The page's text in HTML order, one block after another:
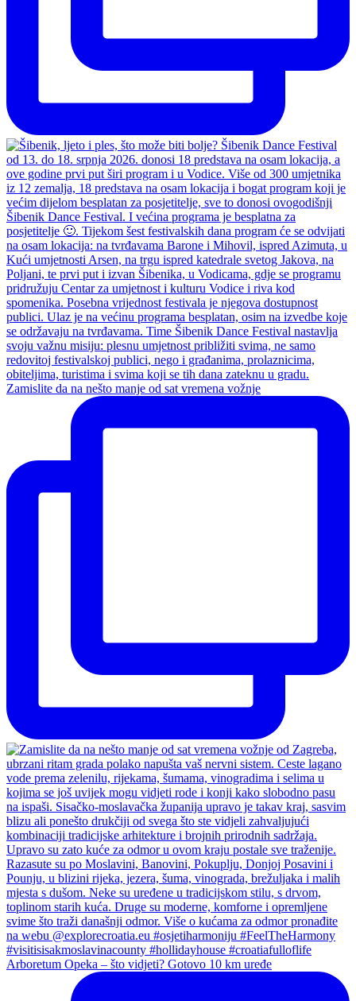
Zamislite da na nešto manje od sat vremena vožnje
Arboretum Opeka – što vidjeti? Gotovo 10 km uređe